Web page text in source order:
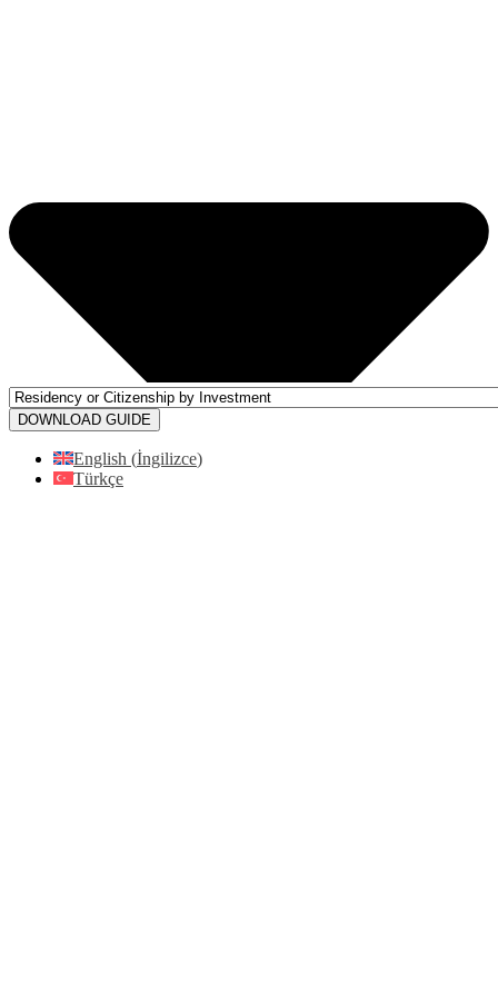
DOWNLOAD GUIDE
English (İngilizce)
Türkçe